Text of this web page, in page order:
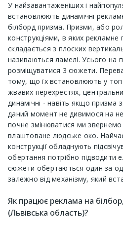
У найзавантаженіших і
встановлюють динамічні
білборд призма. Призми, або
конструкціями, в яких
складається з плоских
називаються ламелі. Усього на
розміщуватися 3 сюжети.
тому, що їх встановлюють у
жвавих перехрестях,
динамічні - навіть якщо призма
даний момент не дивимося на
почне змінюватися ми звернемо
влаштоване людське око.
конструкції обладнують
обертання потрібно підводити
сюжети обертаються один за
залежно від механізму, який
Як працює реклама на
(Львівська область)?